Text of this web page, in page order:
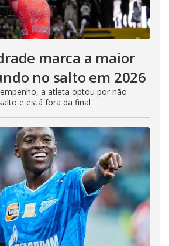
marca a maior
no salto em 2026
a atleta optou por não
e está fora da final